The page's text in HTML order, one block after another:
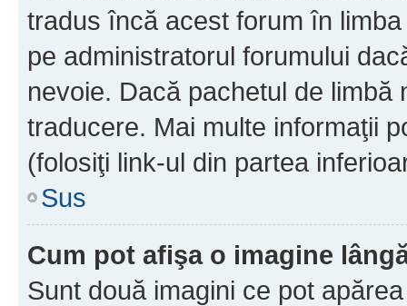
tradus încă acest forum în
pe administratorul forumului
nevoie. Dacă pachetul de
traducere. Mai multe informaţii
(folosiţi link-ul din partea
Sus
Cum pot afişa o imagine
Sunt două imagini ce pot